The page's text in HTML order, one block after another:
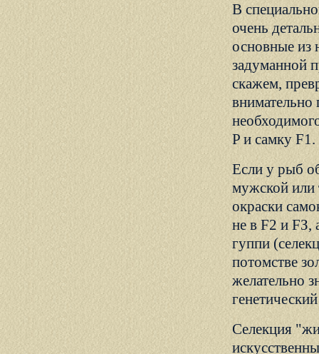
В
очень
основные из
задуманной
скажем,
внимательно
P и самку F1.
Если у рыб
мужской или
окраски
не в F2 и FЗ,
гуппи
потомстве
желательно
Селекция